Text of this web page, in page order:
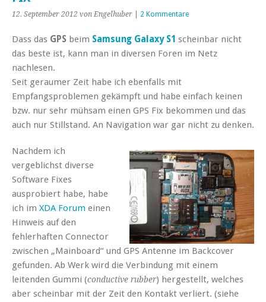
12. September 2012 von Engelhuber 2 Kommentare
Dass das GPS beim Samsung Galaxy S1 scheinbar nicht
das beste ist, kann man in diversen Foren im Netz
nachlesen.
Seit geraumer Zeit habe ich ebenfalls mit
Empfangsproblemen gekämpft und habe einfach keinen
bzw. nur sehr mühsam einen GPS Fix bekommen und das
auch nur Stillstand. An Navigation war gar nicht zu denken.
Nachdem ich
vergeblichst diverse
Software Fixes
ausprobiert habe, habe
ich im XDA Forum einen
Hinweis auf den
fehlerhaften Connector
zwischen „Mainboard“ und GPS Antenne im Backcover
gefunden. Ab Werk wird die Verbindung mit einem
leitenden Gummi (conductive rubber) hergestellt, welches
aber scheinbar mit der Zeit den Kontakt verliert. (siehe